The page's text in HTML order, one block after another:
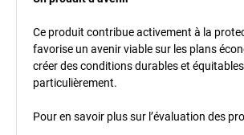
Ce produit contribue activement à la
favorise un avenir viable sur les plans
créer des conditions durables et
particulièrement.
Pour en savoir plus sur l’évaluation des